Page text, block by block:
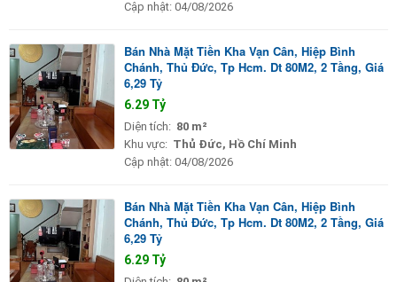
Cập nhật: 04/08/2026
Bán Nhà Mặt Tiền Kha Vạn Cân, Hiệp Bình
Chánh, Thủ Đức, Tp Hcm. Dt 80M2, 2 Tầng, Giá
6,29 Tỷ
6.29 Tỷ
Diện tích: 80 m²
Khu vực: Thủ Đức, Hồ Chí Minh
Cập nhật: 04/08/2026
Bán Nhà Mặt Tiền Kha Vạn Cân, Hiệp Bình
Chánh, Thủ Đức, Tp Hcm. Dt 80M2, 2 Tầng, Giá
6,29 Tỷ
6.29 Tỷ